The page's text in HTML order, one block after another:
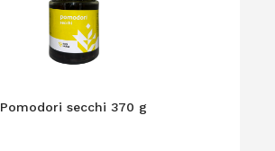
Pomodori secchi 370 g